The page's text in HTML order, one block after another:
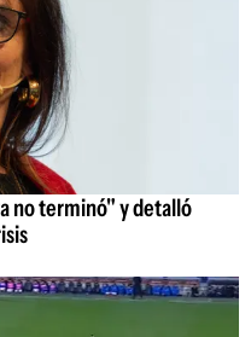
no terminó" y detalló